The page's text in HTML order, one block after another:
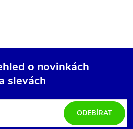
o novinkách
a slevách
ODEBÍRAT